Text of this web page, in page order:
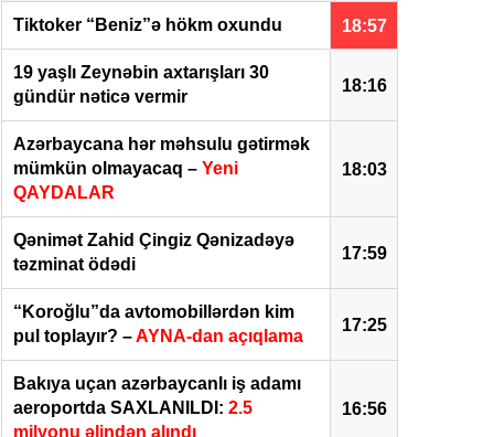
18:57
Tiktoker “Beniz”ə hökm oxundu
18:16
19 yaşlı Zeynəbin axtarışları 30
gündür nəticə vermir
18:03
Azərbaycana hər məhsulu gətirmək
mümkün olmayacaq – Yeni
QAYDALAR
17:59
Qənimət Zahid Çingiz Qənizadəyə
təzminat ödədi
17:25
“Koroğlu”da avtomobillərdən kim
pul toplayır? –AYNA-dan açıqlama
16:56
Bakıya uçan azərbaycanlı iş adamı
aeroportda SAXLANILDI: 2.5
milyonu əlindən alındı